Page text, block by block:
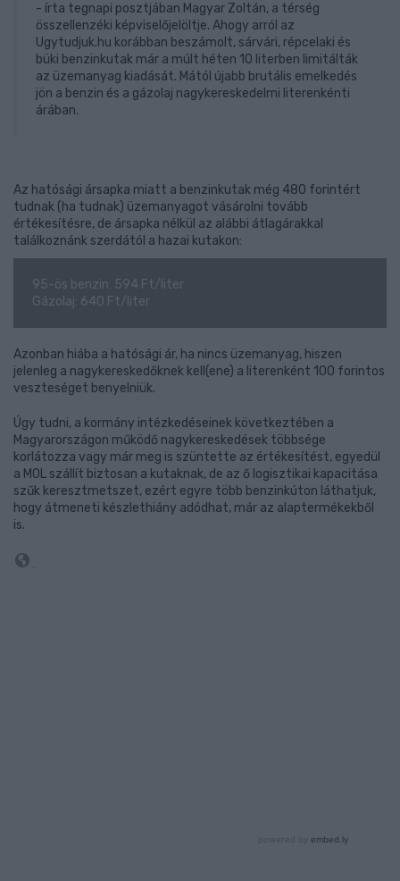
- írta tegnapi posztjában Magyar Zoltán, a térség
összellenzéki képviselőjelöltje. Ahogy arról az
Ugytudjuk.hu korábban beszámolt, sárvári, répcelaki és
büki benzinkutak már a múlt héten 10 literben limitálták
az üzemanyag kiadását. Mától újabb brutális emelkedés
jön a benzin és a gázolaj nagykereskedelmi literenkénti
árában.
Az hatósági ársapka miatt a benzinkutak még 480 forintért
tudnak (ha tudnak) üzemanyagot vásárolni tovább
értékesítésre, de ársapka nélkül az alábbi átlagárakkal
találkoznánk szerdától a hazai kutakon:
95-ös benzin: 594 Ft/liter
Gázolaj: 640 Ft/liter
Azonban hiába a hatósági ár, ha nincs üzemanyag, hiszen
jelenleg a nagykereskedőknek kell(ene) a literenként 100 forintos
veszteséget benyelniük.
Úgy tudni, a kormány intézkedéseinek következtében a
Magyarországon működő nagykereskedések többsége
korlátozza vagy már meg is szüntette az értékesítést, egyedül
a MOL szállít biztosan a kutaknak, de az ő logisztikai kapacitása
szűk keresztmetszet, ezért egyre több benzinkúton láthatjuk,
hogy átmeneti készlethiány adódhat, már az alaptermékekből
is.